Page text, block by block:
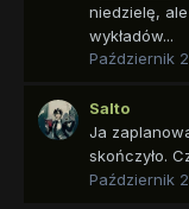
niedzielę,
wykładów...
Październik
Salto
Ja
skończyło.
Październik